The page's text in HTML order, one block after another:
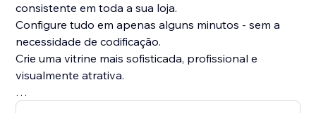
consistente em toda a sua loja.
Configure tudo em apenas alguns minutos - sem a
necessidade de codificação.
Crie uma vitrine mais sofisticada, profissional e
visualmente atrativa.